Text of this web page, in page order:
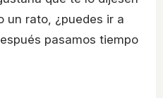
un rato, ¿puedes ir a
pasamos tiempo